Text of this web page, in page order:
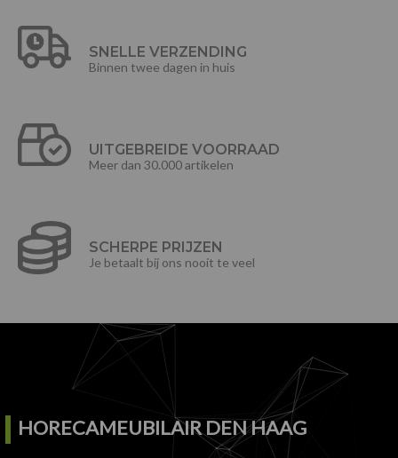
SNELLE VERZENDING
Binnen twee dagen in huis
UITGEBREIDE VOORRAAD
Meer dan 30.000 artikelen
SCHERPE PRIJZEN
Je betaalt bij ons nooit te veel
HORECAMEUBILAIR DEN HAAG